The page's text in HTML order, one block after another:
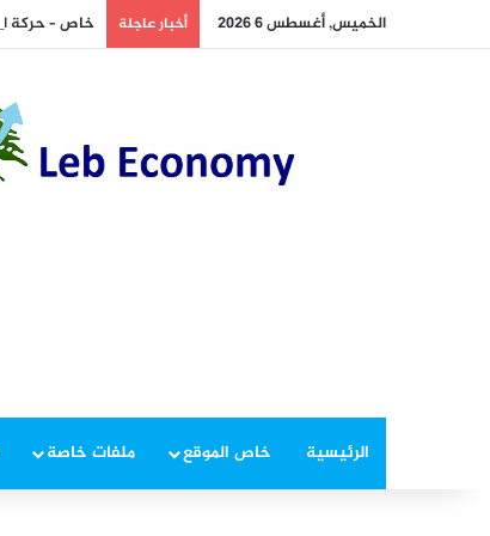
الخميس, أغسطس 6 2026 أخبار عاجلة خاص – حركة المطار تتراجع 30% في حزيران و9% في تموز…
الرئيسية خاص الموقع ملفات خاصة